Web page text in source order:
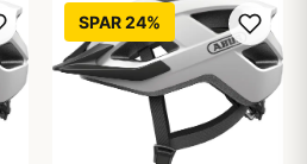
SPAR 24%